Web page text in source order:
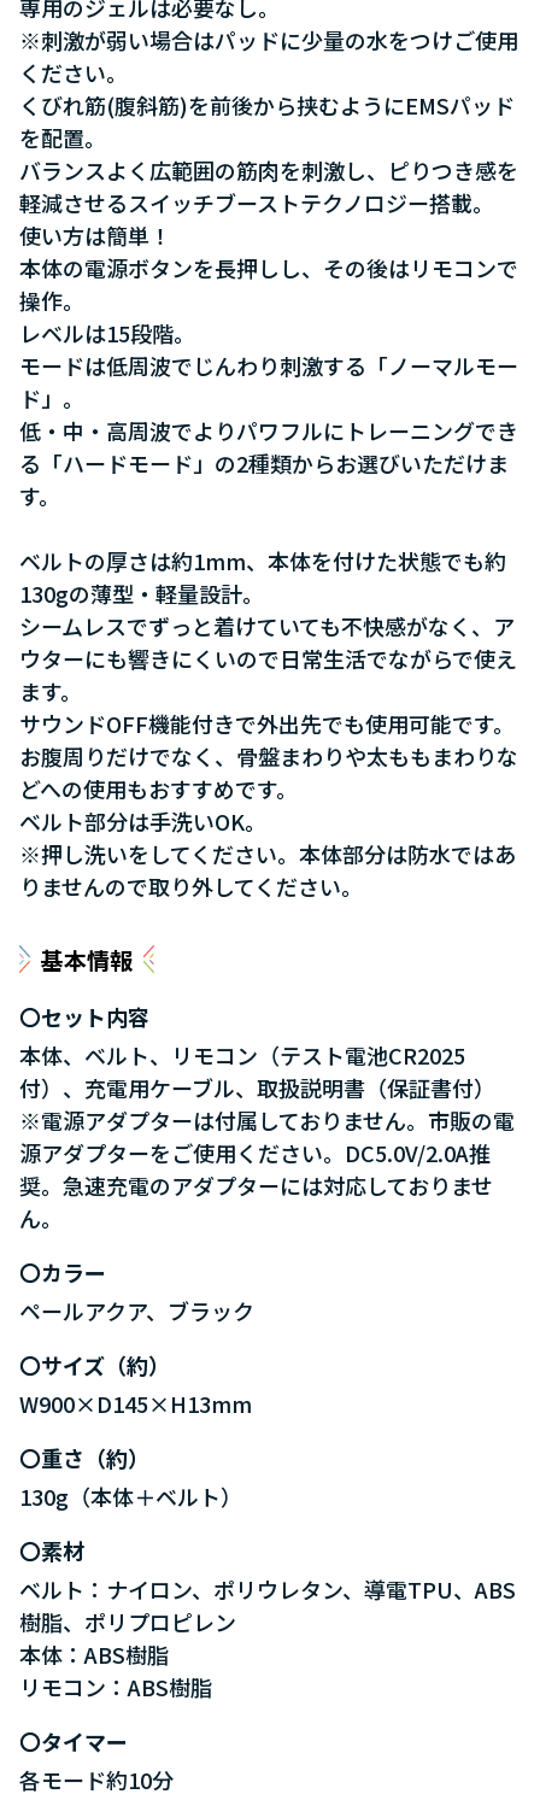
専用のジェルは必要なし。
※刺激が弱い場合はパッドに少量の水をつけご使用
ください。
くびれ筋(腹斜筋)を前後から挟むようにEMSパッド
を配置。
バランスよく広範囲の筋肉を刺激し、ピりつき感を
軽減させるスイッチブーストテクノロジー搭載。
使い方は簡単！
本体の電源ボタンを長押しし、その後はリモコンで
操作。
レベルは15段階。
モードは低周波でじんわり刺激する「ノーマルモー
ド」。
低・中・高周波でよりパワフルにトレーニングでき
る「ハードモード」の2種類からお選びいただけま
す。
ベルトの厚さは約1mm、本体を付けた状態でも約
130gの薄型・軽量設計。
シームレスでずっと着けていても不快感がなく、ア
ウターにも響きにくいので日常生活でながらで使え
ます。
サウンドOFF機能付きで外出先でも使用可能です。
お腹周りだけでなく、骨盤まわりや太ももまわりな
どへの使用もおすすめです。
ベルト部分は手洗いOK。
※押し洗いをしてください。本体部分は防水ではあ
りませんので取り外してください。
基本情報
セット内容
本体、ベルト、リモコン（テスト電池CR2025
付）、充電用ケーブル、取扱説明書（保証書付）
※電源アダプターは付属しておりません。市販の電
源アダプターをご使用ください。DC5.0V/2.0A推
奨。急速充電のアダプターには対応しておりませ
ん。
カラー
ペールアクア、ブラック
サイズ（約）
W900×D145×H13mm
重さ（約）
130g（本体＋ベルト）
素材
ベルト：ナイロン、ポリウレタン、導電TPU、ABS
樹脂、ポリプロピレン
本体：ABS樹脂
リモコン：ABS樹脂
タイマー
各モード約10分